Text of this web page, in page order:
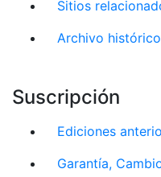
Sitios
Archivo histórico
Suscripción
Ediciones
Garantía,